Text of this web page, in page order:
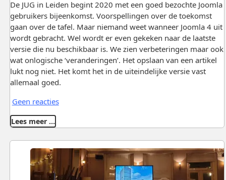
De JUG in Leiden begint 2020 met een goed bezochte Joomla
gebruikers bijeenkomst. Voorspellingen over de toekomst
gaan over de tafel. Maar niemand weet wanneer Joomla 4 uit
wordt gebracht. Wel wordt er even gekeken naar de laatste
versie die nu beschikbaar is. We zien verbeteringen maar ook
wat onlogische ‘veranderingen’. Het opslaan van een artikel
lukt nog niet. Het komt het in de uiteindelijke versie vast
allemaal goed.
Geen reacties
Lees meer …